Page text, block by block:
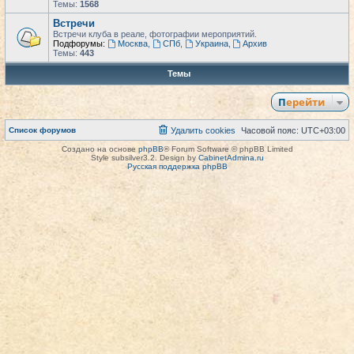
Темы: 1568
Встречи
Встречи клуба в реале, фотографии мероприятий.
Подфорумы:
Москва, СПб, Украина,
Архив
Темы: 443
Темы
Перейти
Список форумов Часовой пояс: UTC+03:00
Удалить cookies
Создано на основе phpBB® Forum Software © phpBB Limited
Style subsilver3.2. Design by CabinetAdmina.ru
Русская поддержка phpBB